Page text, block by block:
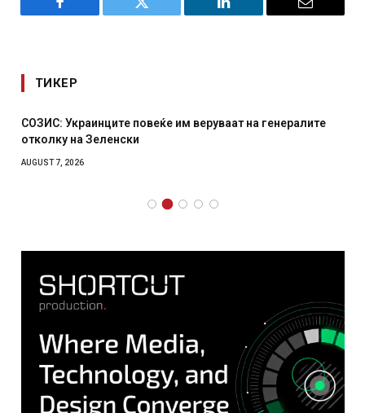
Facebook Twitter LinkedIn Email
ТИКЕР
СОЗИС: Украинците повеќе им веруваат на генералите
отколку на Зеленски
AUGUST 7, 2026